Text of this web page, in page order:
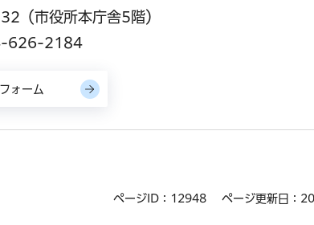
（市役所本庁舎5階）
626-2184
ページID：12948 ページ更新日：